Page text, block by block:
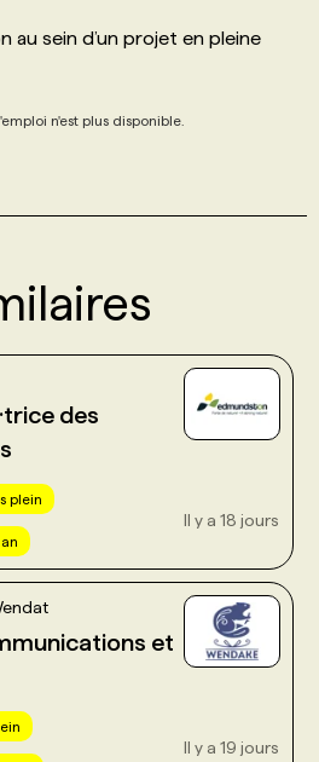
au sein d’un projet en pleine
n'est plus disponible.
des
plein
Il y a 18 jours
et
Il y a 19 jours